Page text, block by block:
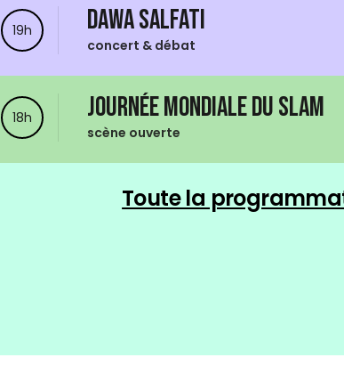
19h Dawa Salfati
concert & débat
18h Journée mondiale du Slam
scène ouverte
Toute la